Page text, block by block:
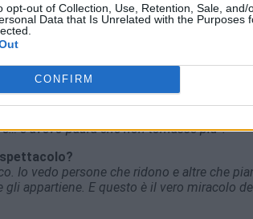
opt-out of Collection, Use, Retention, Sale, and/
Data that Is Unrelated with the Purposes
CONFIRM
ricco, personale ed evocativo. Con le
tutto”.
quando costruisci fortezze di neve o
tormenta può inghiottirti. Ricordo quando
e avevo paura che non tornasse più”.
Io vedo persone che ridono e altre che
appartiene. E questo è il vero miracolo